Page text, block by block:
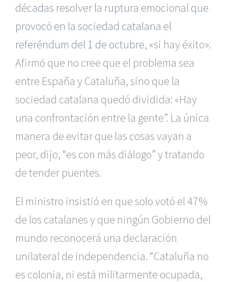
décadas resolver la ruptura emocional que
provocó en la sociedad catalana el
referéndum del 1 de octubre, «si hay éxito».
Afirmó que no cree que el problema sea
entre España y Cataluña, sino que la
sociedad catalana quedó dividida: «Hay
una confrontación entre la gente”. La única
manera de evitar que las cosas vayan a
peor, dijo, “es con más diálogo” y tratando
de tender puentes.
El ministro insistió en que solo votó el 47%
de los catalanes y que ningún Gobierno del
mundo reconocerá una declaración
unilateral de independencia. “Cataluña no
es colonia, ni está militarmente ocupada,